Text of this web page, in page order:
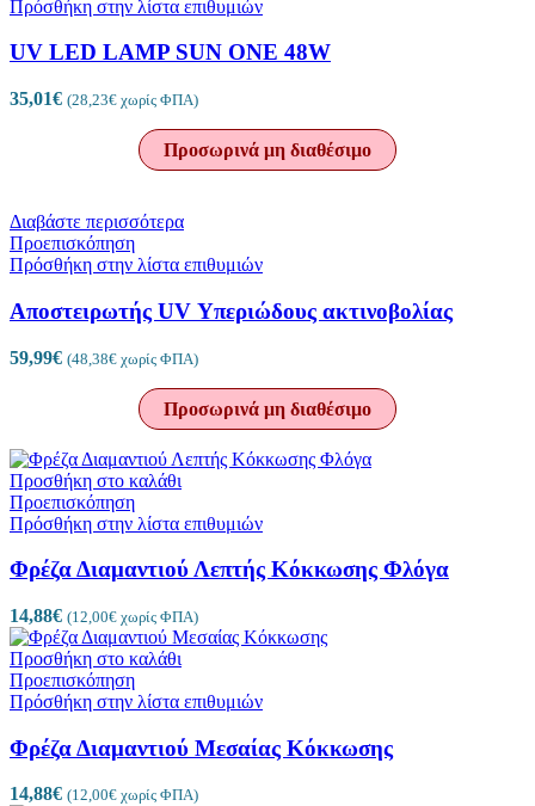
Πρόσθήκη στην λίστα επιθυμιών
UV LED LAMP SUN ONE 48W
35,01€ (28,23€ χωρίς ΦΠΑ)
Προσωρινά μη διαθέσιμο
Διαβάστε περισσότερα
Προεπισκόπηση
Πρόσθήκη στην λίστα επιθυμιών
Αποστειρωτής UV Υπεριώδους ακτινοβολίας
59,99€ (48,38€ χωρίς ΦΠΑ)
Προσωρινά μη διαθέσιμο
Προσθήκη στο καλάθι
Προεπισκόπηση
Πρόσθήκη στην λίστα επιθυμιών
Φρέζα Διαμαντιού Λεπτής Κόκκωσης Φλόγα
14,88€ (12,00€ χωρίς ΦΠΑ)
Προσθήκη στο καλάθι
Προεπισκόπηση
Πρόσθήκη στην λίστα επιθυμιών
Φρέζα Διαμαντιού Μεσαίας Κόκκωσης
14,88€ (12,00€ χωρίς ΦΠΑ)